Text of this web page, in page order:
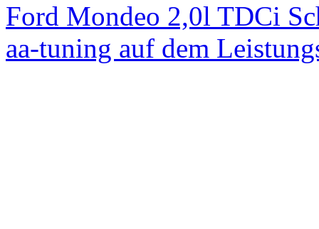
Ford Mondeo 2,0l TDCi
aa-tuning auf dem